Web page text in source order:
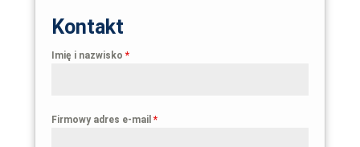
Kontakt
Imię i nazwisko*
Firmowy adres e-mail*